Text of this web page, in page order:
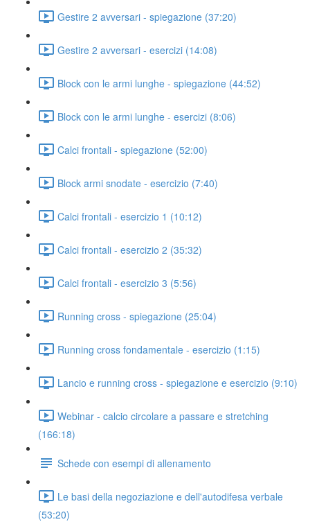
Gestire 2 avversari - spiegazione (37:20)
Gestire 2 avversari - esercizi (14:08)
Block con le armi lunghe - spiegazione (44:52)
Block con le armi lunghe - esercizi (8:06)
Calci frontali - spiegazione (52:00)
Block armi snodate - esercizio (7:40)
Calci frontali - esercizio 1 (10:12)
Calci frontali - esercizio 2 (35:32)
Calci frontali - esercizio 3 (5:56)
Running cross - spiegazione (25:04)
Running cross fondamentale - esercizio (1:15)
Lancio e running cross - spiegazione e esercizio (9:10)
Webinar - calcio circolare a passare e stretching
(166:18)
Schede con esempi di allenamento
Le basi della negoziazione e dell'autodifesa verbale
(53:20)